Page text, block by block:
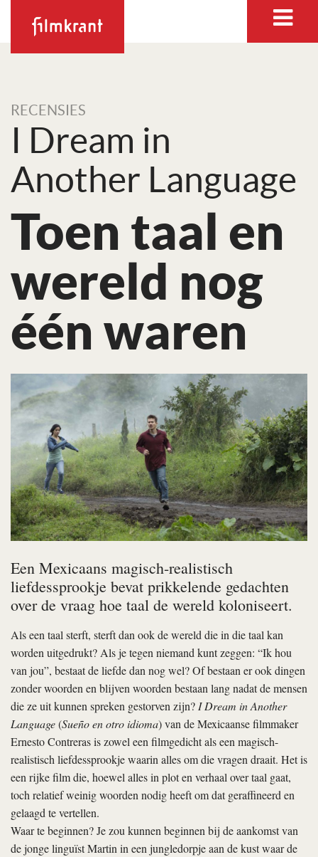
RECENSIES
I Dream in
Another Language
Toen taal en
wereld nog
één waren
Een Mexicaans magisch-realistisch
liefdessprookje bevat prikkelende gedachten
over de vraag hoe taal de wereld koloniseert.
Als een taal sterft, sterft dan ook de wereld die in die taal kan
worden uitgedrukt? Als je tegen niemand kunt zeggen: “Ik hou
van jou”, bestaat de liefde dan nog wel? Of bestaan er ook dingen
zonder woorden en blijven woorden bestaan lang nadat de mensen
die ze uit kunnen spreken gestorven zijn?I Dream in Another
Language(Sueño en otro idioma) van de Mexicaanse filmmaker
Ernesto Contreras is zowel een filmgedicht als een magisch-
realistisch liefdessprookje waarin alles om die vragen draait. Het is
een rijke film die, hoewel alles in plot en verhaal over taal gaat,
toch relatief weinig woorden nodig heeft om dat geraffineerd en
gelaagd te vertellen.
Waar te beginnen? Je zou kunnen beginnen bij de aankomst van
de jonge linguïst Martin in een jungledorpje aan de kust waar de